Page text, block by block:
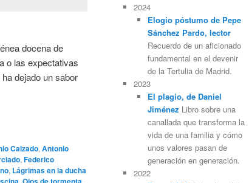
docena de
o las expectativas
dejado un sabor
Calzado, Antonio
, Federico
, Lágrimas en la ducha
2024
Elogio póstumo de Pepe
Sánchez Pardo, lector
Recuerdo de un aficionado
fundamental en el devenir
de la Tertulia de Madrid.
2023
El plagio, de Daniel
Jiménez Libro sobre una
canallada que transforma la
vida de una familia y cómo
unos valores pasan de
generación en generación.
2022